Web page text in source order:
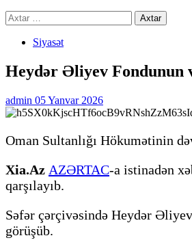
Axtarış:
Siyasət
Heydər Əliyev Fondunun
admin 05 Yanvar 2026
Oman Sultanlığı Hökumətinin
Xia.Az AZƏRTAC-a istinadən
qarşılayıb.
Səfər çərçivəsində Heydər
görüşüb.